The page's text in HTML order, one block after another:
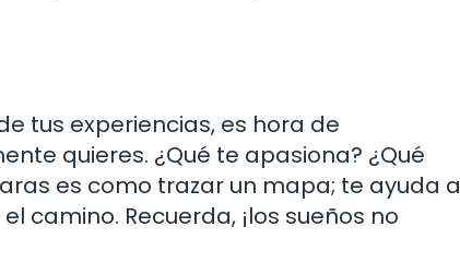
tus experiencias, es hora de
quieres. ¿Qué te apasiona? ¿Qué
es como trazar un mapa; te ayuda a
camino. Recuerda, ¡los sueños no